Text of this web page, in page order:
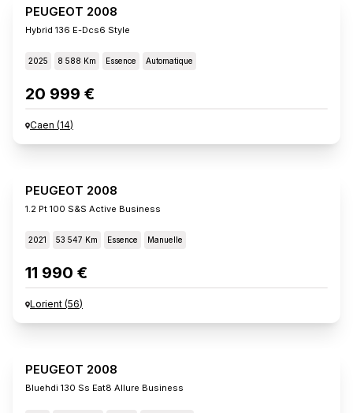
PEUGEOT 2008
Hybrid 136 E-Dcs6 Style
2025 8 588 Km Essence Automatique
20 999 €
Caen (14)
PEUGEOT 2008
1.2 Pt 100 S&s Active Business
2021 53 547 Km Essence Manuelle
11 990 €
Lorient (56)
PEUGEOT 2008
Bluehdi 130 Ss Eat8 Allure Business